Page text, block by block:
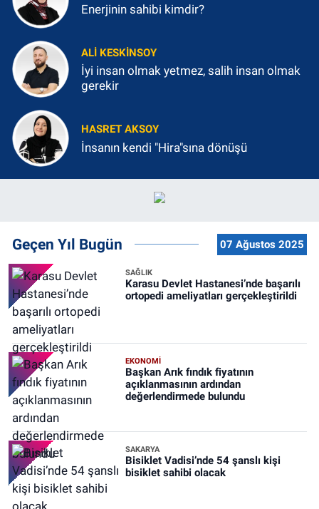
Enerjinin sahibi kimdir?
ALI KESKINSOY
İyi insan olmak yetmez, salih insan olmak
gerekir
HASRET AKSOY
İnsanın kendi "Hira"sına dönüşü
Geçen Yıl Bugün 07 Ağustos 2025
SAĞLIK
Karasu Devlet Hastanesi’nde başarılı
ortopedi ameliyatları gerçekleştirildi
EKONOMİ
Başkan Arık fındık fiyatının
açıklanmasının ardından
değerlendirmede bulundu
SAKARYA
Bisiklet Vadisi’nde 54 şanslı kişi
bisiklet sahibi olacak